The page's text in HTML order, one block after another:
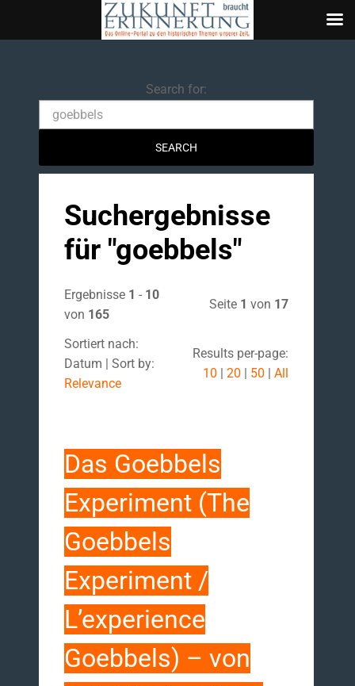
Search for:Search
Suchergebnisse
für "goebbels"
Ergebnisse 1 - 10
von 165
Seite 1 von 17
Sortiert nach:
Datum | Sort by:
Relevance
Results per-page:
10 | 20 | 50 | All
Das Goebbels
Experiment (The
Goebbels
Experiment /
L’experience
Goebbels) – von